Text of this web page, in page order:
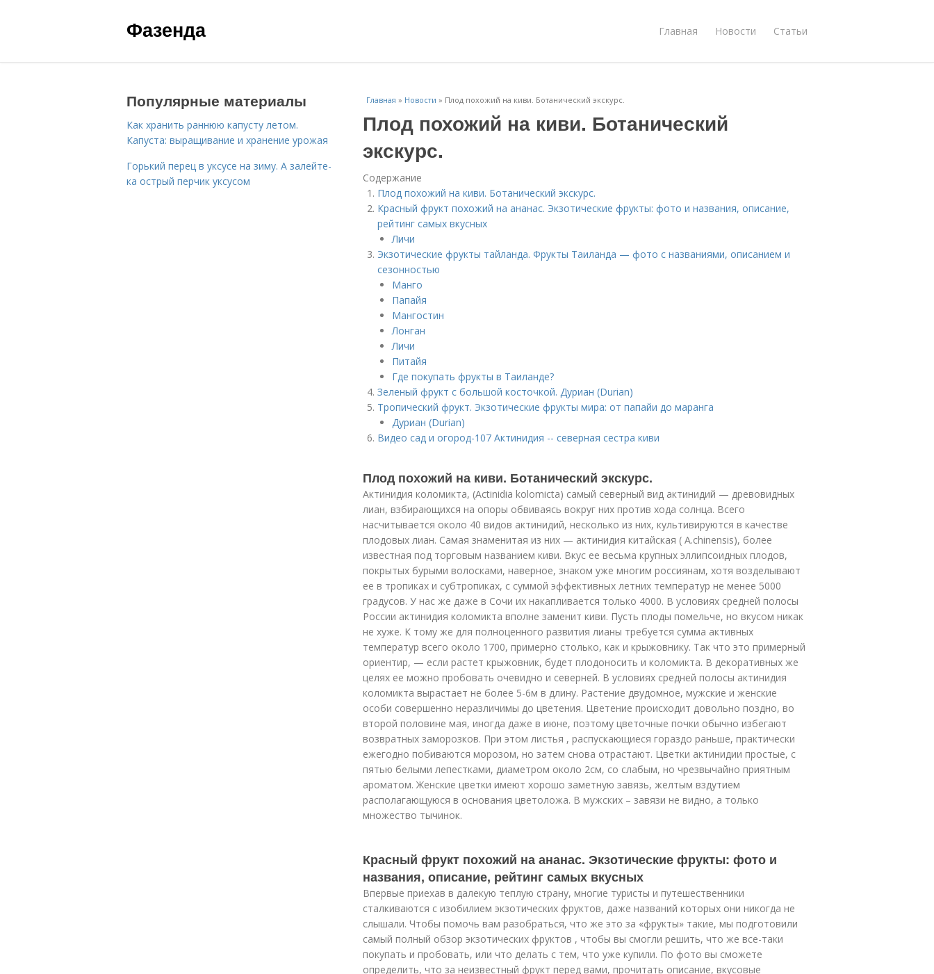
Фазенда Главная Новости Статьи
Главная » Новости » Плод похожий на киви. Ботанический экскурс.
Плод похожий на киви. Ботанический
экскурс.
Содержание
Плод похожий на киви. Ботанический экскурс.
Красный фрукт похожий на ананас. Экзотические фрукты: фото и названия, описание,
рейтинг самых вкусных
Личи
Экзотические фрукты тайланда. Фрукты Таиланда — фото с названиями, описанием и
сезонностью
Манго
Папайя
Мангостин
Лонган
Личи
Питайя
Где покупать фрукты в Таиланде?
Зеленый фрукт с большой косточкой. Дуриан (Durian)
Тропический фрукт. Экзотические фрукты мира: от папайи до маранга
Дуриан (Durian)
Видео сад и огород-107 Актинидия -- северная сестра киви
Плод похожий на киви. Ботанический экскурс.
Актинидия коломикта, (Actinidia kolomicta) самый северный вид актинидий — древовидных
лиан, взбирающихся на опоры обвиваясь вокруг них против хода солнца. Всего
насчитывается около 40 видов актинидий, несколько из них, культивируются в качестве
плодовых лиан. Самая знаменитая из них — актинидия китайская ( А.chinensis), более
известная под торговым названием киви. Вкус ее весьма крупных эллипсоидных плодов,
покрытых бурыми волосками, наверное, знаком уже многим россиянам, хотя возделывают
ее в тропиках и субтропиках, с суммой эффективных летних температур не менее 5000
градусов. У нас же даже в Сочи их накапливается только 4000. В условиях средней полосы
России актинидия коломикта вполне заменит киви. Пусть плоды помельче, но вкусом никак
не хуже. К тому же для полноценного развития лианы требуется сумма активных
температур всего около 1700, примерно столько, как и крыжовнику. Так что это примерный
ориентир, — если растет крыжовник, будет плодоносить и коломикта. В декоративных же
целях ее можно пробовать очевидно и северней. В условиях средней полосы актинидия
коломикта вырастает не более 5-6м в длину. Растение двудомное, мужские и женские
особи совершенно неразличимы до цветения. Цветение происходит довольно поздно, во
второй половине мая, иногда даже в июне, поэтому цветочные почки обычно избегают
возвратных заморозков. При этом листья , распускающиеся гораздо раньше, практически
ежегодно побиваются морозом, но затем снова отрастают. Цветки актинидии простые, с
пятью белыми лепестками, диаметром около 2см, со слабым, но чрезвычайно приятным
ароматом. Женские цветки имеют хорошо заметную завязь, желтым вздутием
располагающуюся в основания цветоложа. В мужских – завязи не видно, а только
множество тычинок.
Красный фрукт похожий на ананас. Экзотические фрукты: фото и
названия, описание, рейтинг самых вкусных
Впервые приехав в далекую теплую страну, многие туристы и путешественники
сталкиваются с изобилием экзотических фруктов, даже названий которых они никогда не
слышали. Чтобы помочь вам разобраться, что же это за «фрукты» такие, мы подготовили
самый полный обзор экзотических фруктов , чтобы вы смогли решить, что же все-таки
покупать и пробовать, или что делать с тем, что уже купили. По фото вы сможете
определить, что за неизвестный фрукт перед вами, прочитать описание, вкусовые
Популярные материалы
Как хранить раннюю капусту летом.
Капуста: выращивание и хранение урожая
Горький перец в уксусе на зиму. А залейте-
ка острый перчик уксусом